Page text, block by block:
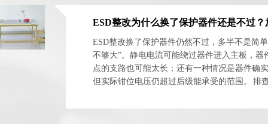
ESD整改换了保护器件仍然不过，多半不是简
不够大”。静电电流可能绕过器件进入主板，器
点的支路也可能太长；还有一种情况是器件确
但实际钳位电压仍超过后级能承受的范围。 排